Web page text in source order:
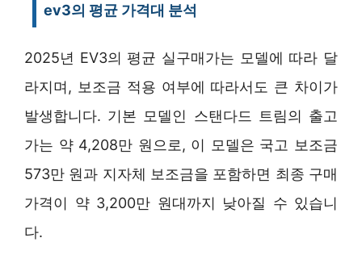
ev3의 평균 가격대 분석
2025년 EV3의 평균 실구매가는 모델에 따라 달
라지며, 보조금 적용 여부에 따라서도 큰 차이가
발생합니다. 기본 모델인 스탠다드 트림의 출고
가는 약 4,208만 원으로, 이 모델은 국고 보조금
573만 원과 지자체 보조금을 포함하면 최종 구매
가격이 약 3,200만 원대까지 낮아질 수 있습니
다.